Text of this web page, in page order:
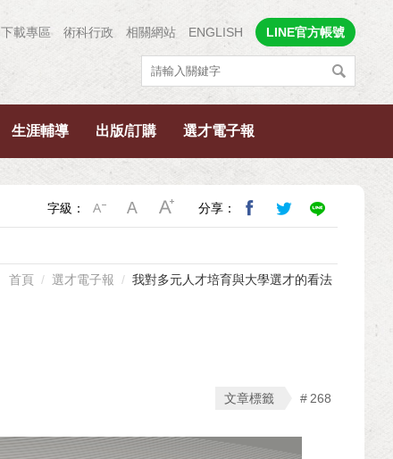
下載專區 術科行政 相關網站 ENGLISH LINE官方帳號
生涯輔導 出版/訂購 選才電子報
字級： 分享：
首頁 選才電子報 我對多元人才培育與大學選才的看法
文章標籤 268